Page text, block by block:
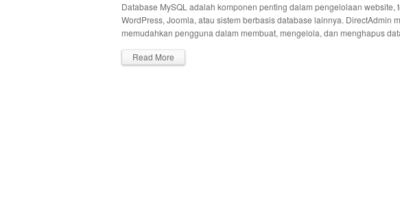
Database MySQL adalah komponen penting dalam pengelolaan
WordPress, Joomla, atau sistem berbasis database lainnya. DirectAdmin
memudahkan pengguna dalam membuat, mengelola, dan menghapus
Read More